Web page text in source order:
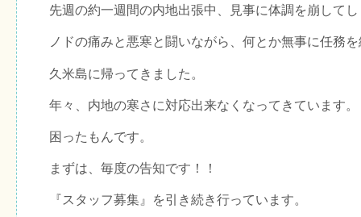
先週の約一週間の内地出張中、見事に体調を崩して
ノドの痛みと悪寒と闘いながら、何とか無事に任務
久米島に帰ってきました。
年々、内地の寒さに対応出来なくなってきています。
困ったもんです。
まずは、毎度の告知です！！
『スタッフ募集』を引き続き行っています。